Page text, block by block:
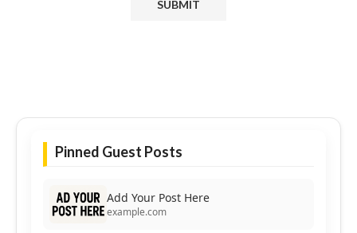
Pinned Guest Posts
Add Your Post Here
example.com